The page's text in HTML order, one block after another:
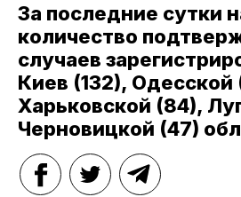
За последние сутки
количество
случаев
Киев (132), Одесской
Харьковской (84),
Черновицкой (47)